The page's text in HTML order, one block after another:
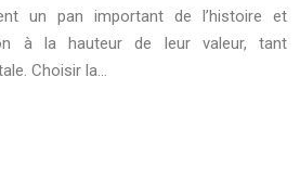
un pan important de l’histoire et
à la hauteur de leur valeur, tant
Choisir la…